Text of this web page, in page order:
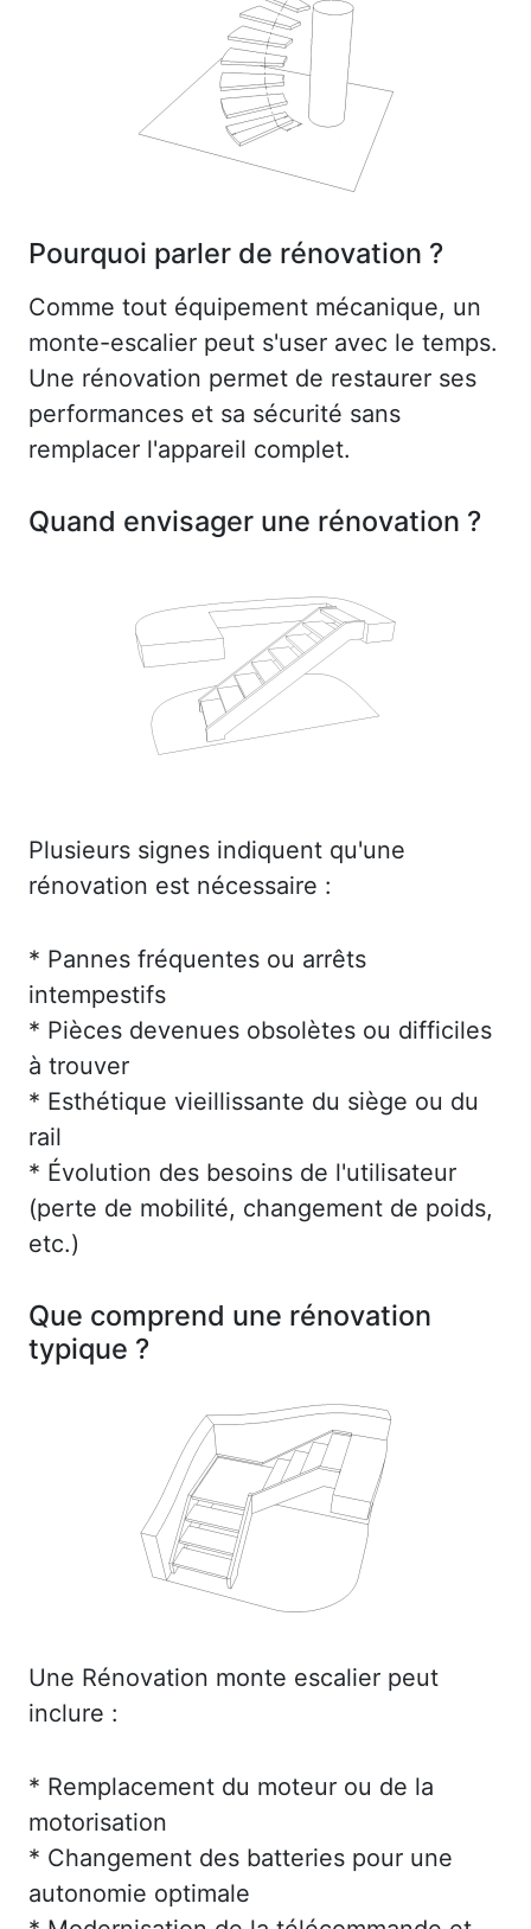
Pourquoi parler de rénovation ?
Comme tout équipement mécanique, un
monte-escalier peut s'user avec le temps.
Une rénovation permet de restaurer ses
performances et sa sécurité sans
remplacer l'appareil complet.
Quand envisager une rénovation ?
Plusieurs signes indiquent qu'une
rénovation est nécessaire :
* Pannes fréquentes ou arrêts
intempestifs
* Pièces devenues obsolètes ou difficiles
à trouver
* Esthétique vieillissante du siège ou du
rail
* Évolution des besoins de l'utilisateur
(perte de mobilité, changement de poids,
etc.)
Que comprend une rénovation
typique ?
Une Rénovation monte escalier peut
inclure :
* Remplacement du moteur ou de la
motorisation
* Changement des batteries pour une
autonomie optimale